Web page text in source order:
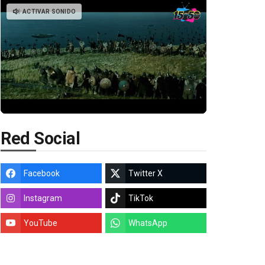
ACTIVAR SONIDO
Red Social
Facebook Twitter X
Instagram TikTok
YouTube WhatsApp